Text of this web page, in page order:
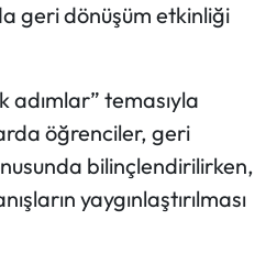
geri dönüşüm etkinliği
adımlar” temasıyla
öğrenciler, geri
bilinçlendirilirken,
yaygınlaştırılması